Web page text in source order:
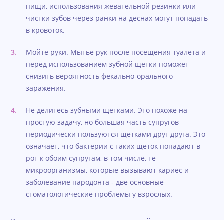
пищи, использования жевательной резинки или
чистки зубов через ранки на деснах могут попадать
в кровоток.
Мойте руки. Мытьё рук после посещения туалета и
перед использованием зубной щетки поможет
снизить вероятность фекально-орального
заражения.
Не делитесь зубными щетками. Это похоже на
простую задачу, но большая часть супругов
периодически пользуются щетками друг друга. Это
означает, что бактерии с таких щеток попадают в
рот к обоим супругам, в том числе, те
микроорганизмы, которые вызывают кариес и
заболевание пародонта - две основные
стоматологические проблемы у взрослых.